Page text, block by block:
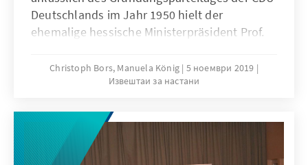
Deutschlands im Jahr 1950 hielt der
ehemalige hessische Ministerpräsident Prof.
Goslarer Rede 2019.
Christoph Bors, Manuela König 5 ноември 2019
Извештаи за настани